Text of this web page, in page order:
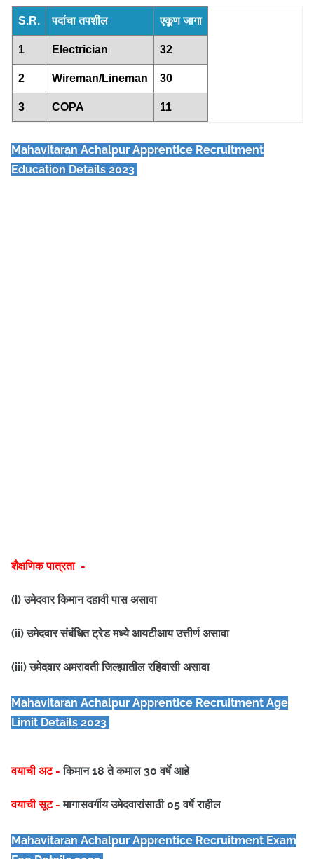
S.R. पदांचा तपशील एकूण जागा
1 Electrician 32
2 Wireman/Lineman 30
3 COPA 11
Mahavitaran Achalpur Apprentice Recruitment
Education Details 2023
शैक्षणिक पात्रता -
(i) उमेदवार किमान दहावी पास असावा
(ii) उमेदवार संबंधित ट्रेड मध्ये आयटीआय उत्तीर्ण असावा
(iii) उमेदवार अमरावती जिल्ह्यातील रहिवासी असावा
Mahavitaran Achalpur Apprentice Recruitment Age
Limit Details 2023
वयाची अट - किमान 18 ते कमाल 30 वर्षे आहे
वयाची सूट - मागासवर्गीय उमेदवारांसाठी 05 वर्षे राहील
Mahavitaran Achalpur Apprentice Recruitment Exam